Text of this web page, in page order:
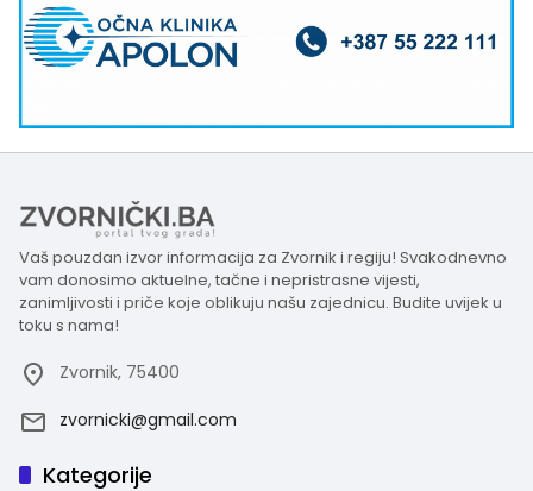
Vaš pouzdan izvor informacija za Zvornik i regiju! Svakodnevno
vam donosimo aktuelne, tačne i nepristrasne vijesti,
zanimljivosti i priče koje oblikuju našu zajednicu. Budite uvijek u
toku s nama!
Zvornik, 75400
zvornicki@gmail.com
Kategorije